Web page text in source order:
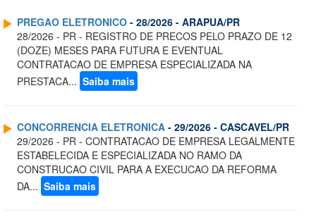
PREGAO ELETRONICO - 28/2026 - ARAPUA/PR
28/2026 - PR - REGISTRO DE PRECOS PELO PRAZO DE 12
(DOZE) MESES PARA FUTURA E EVENTUAL
CONTRATACAO DE EMPRESA ESPECIALIZADA NA
PRESTACA... Saiba mais
CONCORRENCIA ELETRONICA - 29/2026 - CASCAVEL/PR
29/2026 - PR - CONTRATACAO DE EMPRESA LEGALMENTE
ESTABELECIDA E ESPECIALIZADA NO RAMO DA
CONSTRUCAO CIVIL PARA A EXECUCAO DA REFORMA
DA... Saiba mais